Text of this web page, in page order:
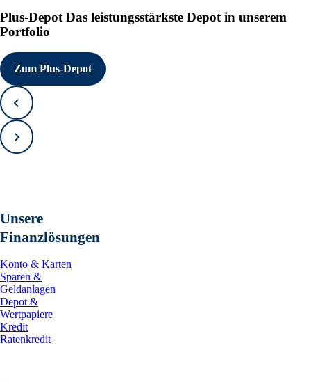
Plus-Depot Das leistungsstärkste Depot in unserem
Portfolio
Zum Plus-Depot
Zurück
Vorwärts
Unsere
Finanzlösungen
Konto & Karten
Sparen &
Geldanlagen
Depot &
Wertpapiere
Kredit
Ratenkredit